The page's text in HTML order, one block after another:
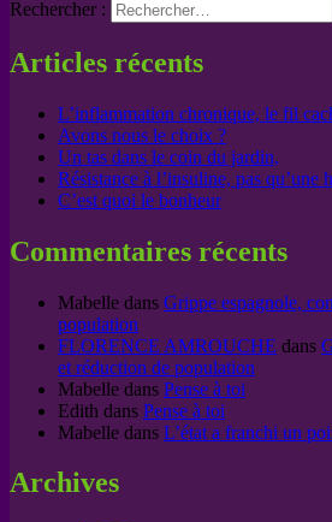
Rechercher :
Articles récents
L’inflammation chronique, le fil
Avons nous le choix ?
Un tas dans le coin du jardin,
Résistance à l’insuline, pas qu’une
C’est quoi le bonheur
Commentaires récents
Mabelle dans Grippe espagnole,
population
FLORENCE AMROUCHE dans
et réduction de population
Mabelle dans Pense à toi
Edith dans Pense à toi
Mabelle dans L’état a franchi un
Archives